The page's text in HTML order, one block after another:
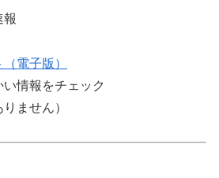
電子版）
情報をチェック
ません）